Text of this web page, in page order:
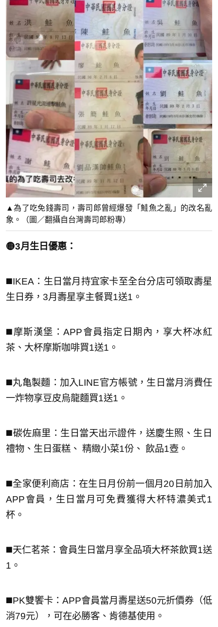
▲為了吃免錢壽司，壽司郎曾經爆發「鮭魚之亂」的改名亂
象。（圖／翻攝自台灣壽司郎粉專）
🟡3月生日優惠：
◼️IKEA：生日當月持宜家卡至全台分店可領取壽星
生日券，3月壽星享主餐買1送1。
◼️摩斯漢堡：APP會員指定日期內，享大杯冰紅
茶、大杯摩斯咖啡買1送1。
◼️丸亀製麵：加入LINE官方帳號，生日當月消費任
一炸物享豆皮烏龍麵買1送1。
◼️碳佐麻里：生日當天出示證件，送慶生照、生日
禮物、生日蛋糕、 精緻小菜1份、 飲品1壺。
◼️全家便利商店：在生日月份前一個月20日前加入
APP會員，生日當月可免費獲得大杯特濃美式1
杯。
◼️天仁茗茶：會員生日當月享全品項大杯茶飲買1送
1。
◼️PK雙饗卡：APP會員當月壽星送50元折價券（低
消79元），可在必勝客、肯德基使用。